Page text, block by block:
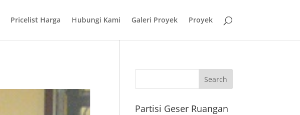
Pricelist Harga Hubungi Kami Galeri Proyek Proyek
Partisi Geser Ruangan